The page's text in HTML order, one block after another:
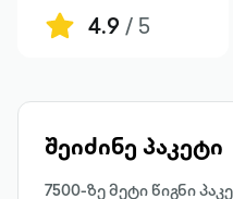
4.9 / 5
შეიძინე პაკეტი
7500-ზე მეტი წიგნი